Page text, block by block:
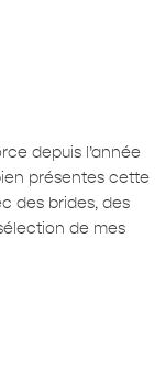
depuis l’année
présentes cette
des brides, des
de mes